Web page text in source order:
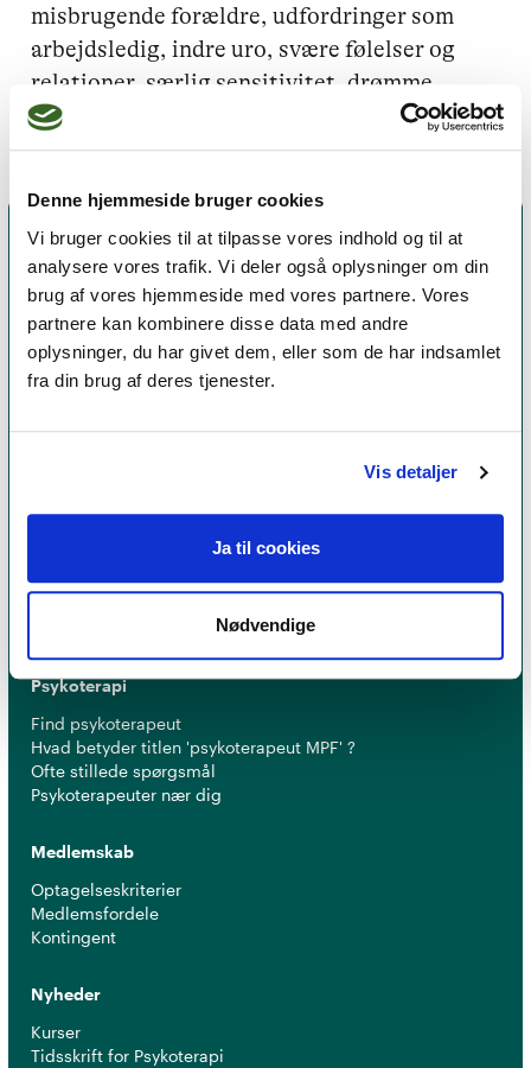
Denne hjemmeside bruger cookies
Vi bruger cookies til at tilpasse vores indhold og til at
analysere vores trafik. Vi deler også oplysninger om din
brug af vores hjemmeside med vores partnere. Vores
partnere kan kombinere disse data med andre
oplysninger, du har givet dem, eller som de har indsamlet
fra din brug af deres tjenester.
Vis detaljer
Ja til cookies
Nødvendige
misbrugende forældre, udfordringer som
arbejdsledig, indre uro, svære følelser og
relationer, særlig sensitivitet, drømme
Et medlemskab af Dansk Psykoterapeutforening
erfaring for at få lov til at kalde sig
MPF
Psykoterapi
Find psykoterapeut
Hvad betyder titlen 'psykoterapeut MPF' ?
Ofte stillede spørgsmål
Psykoterapeuter nær dig
Medlemskab
Optagelseskriterier
Medlemsfordele
Kontingent
Nyheder
Kurser
Tidsskrift for Psykoterapi